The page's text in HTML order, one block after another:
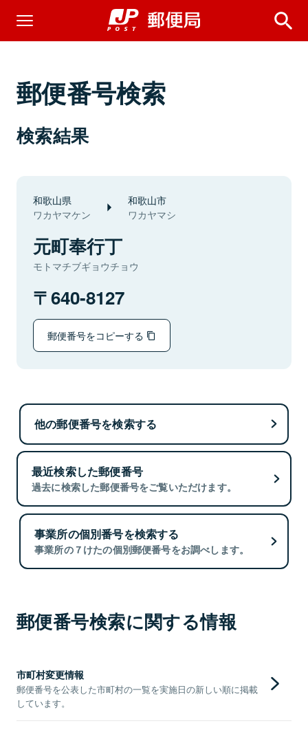
郵便番号検索
検索結果
和歌山県
ワカヤマケン
和歌山市
ワカヤマシ
元町奉行丁
モトマチブギョウチョウ
640-8127
郵便番号をコピーする
他の郵便番号を検索する
最近検索した郵便番号
過去に検索した郵便番号をご覧いただけます。
事業所の個別番号を検索する
事業所の７けたの個別郵便番号をお調べします。
郵便番号検索に関する情報
市町村変更情報
郵便番号を公表した市町村の一覧を実施日の新しい順に掲載
しています。